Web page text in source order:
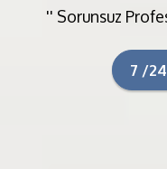
'' Sorunsuz
7 /24